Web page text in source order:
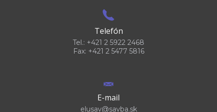
Telefón
Tel.: +421 2 5922 2468
Fax: +421 2 5477 5816
E-mail
elusav@savba.sk